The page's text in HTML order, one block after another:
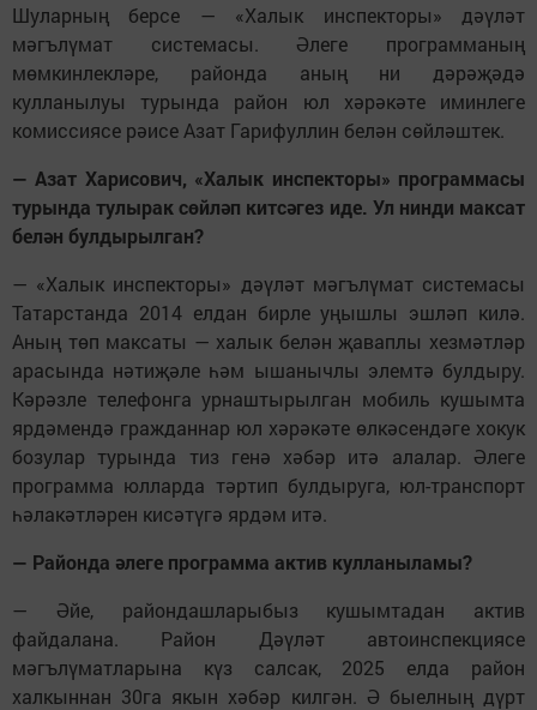
Шуларның берсе — «Халык инспекторы» дәүләт
мәгълүмат системасы. Әлеге программаның
мөмкинлекләре, районда аның ни дәрәҗәдә
кулланылуы турында район юл хәрәкәте иминлеге
комиссиясе рәисе Азат Гарифуллин белән сөйләштек.
— Азат Харисович, «Халык инспекторы» программасы
турында тулырак сөйләп китсәгез иде. Ул нинди максат
белән булдырылган?
— «Халык инспекторы» дәүләт мәгълүмат системасы
Татарстанда 2014 елдан бирле уңышлы эшләп килә.
Аның төп максаты — халык белән җаваплы хезмәтләр
арасында нәтиҗәле һәм ышанычлы элемтә булдыру.
Кәрәзле телефонга урнаштырылган мобиль кушымта
ярдәмендә гражданнар юл хәрәкәте өлкәсендәге хокук
бозулар турында тиз генә хәбәр итә алалар. Әлеге
программа юлларда тәртип булдыруга, юл-транспорт
һәлакәтләрен кисәтүгә ярдәм итә.
— Районда әлеге программа актив кулланыламы?
— Әйе, райондашларыбыз кушымтадан актив
файдалана. Район Дәүләт автоинспекциясе
мәгълүматларына күз салсак, 2025 елда район
халкыннан 30га якын хәбәр килгән. Ә быелның дүрт